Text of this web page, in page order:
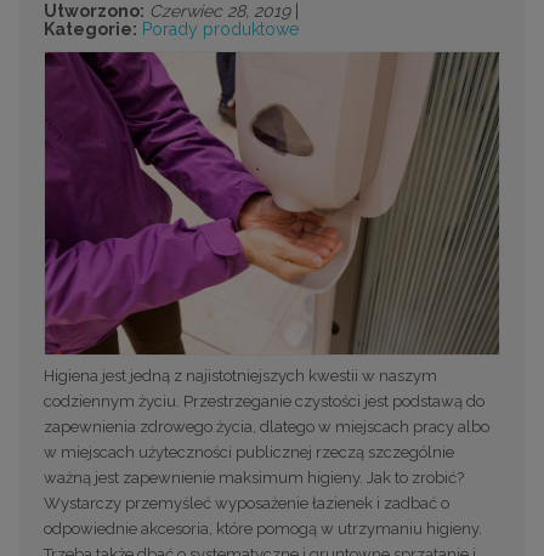
Utworzono: Czerwiec 28, 2019
Kategorie: Porady produktowe
Higiena jest jedną z najistotniejszych kwestii w naszym
codziennym życiu. Przestrzeganie czystości jest podstawą do
zapewnienia zdrowego życia, dlatego w miejscach pracy albo
w miejscach użyteczności publicznej rzeczą szczególnie
ważną jest zapewnienie maksimum higieny. Jak to zrobić?
Wystarczy przemyśleć wyposażenie łazienek i zadbać o
odpowiednie akcesoria, które pomogą w utrzymaniu higieny.